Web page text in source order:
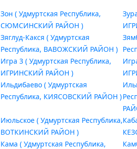
Зон ( Удмуртская Республика,
СЮМСИНСКИЙ РАЙОН )
Зяглуд-Какся ( Удмуртская
Республика, ВАВОЖСКИЙ РАЙОН )
Игра 3 ( Удмуртская Республика,
ИГРИНСКИЙ РАЙОН )
Ильдибаево ( Удмуртская
Республика, КИЯСОВСКИЙ РАЙОН )
Июльское ( Удмуртская Республика,
ВОТКИНСКИЙ РАЙОН )
Кама ( Удмуртская Республика,